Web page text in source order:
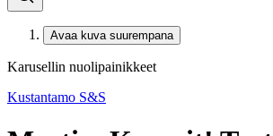
Avaa kuva suurempana
Karusellin nuolipainikkeet
Kustantamo S&S